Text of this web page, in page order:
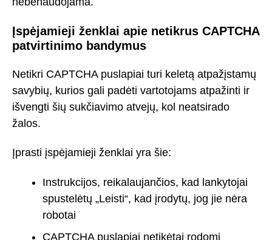
Įspėjamieji ženklai apie netikrus CAPTCHA
patvirtinimo bandymus
Netikri CAPTCHA puslapiai turi keletą atpažįstamų
savybių, kurios gali padėti vartotojams atpažinti ir
išvengti šių sukčiavimo atvejų, kol neatsirado
žalos.
Įprasti įspėjamieji ženklai yra šie:
Instrukcijos, reikalaujančios, kad lankytojai
spustelėtų „Leisti“, kad įrodytų, jog jie nėra
robotai
CAPTCHA puslapiai netikėtai rodomi